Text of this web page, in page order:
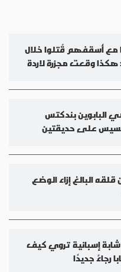
270 كاهنًا مع أسقفهم قُتلوا خلال
وقعت مجزرة لاردة
البابوين بندكتس
على حديقتين
قلقه البالغ إزاء الوضع
شابة إسبانية تروي كيف
رجاءً جديدًا